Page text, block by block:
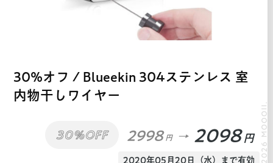
30%オフ / Blueekin 304ステンレス 室
内物干しワイヤー
30%OFF 2998 円 2098 円
2020年05月20日（水）まで有効 © 2026 MOOOII.